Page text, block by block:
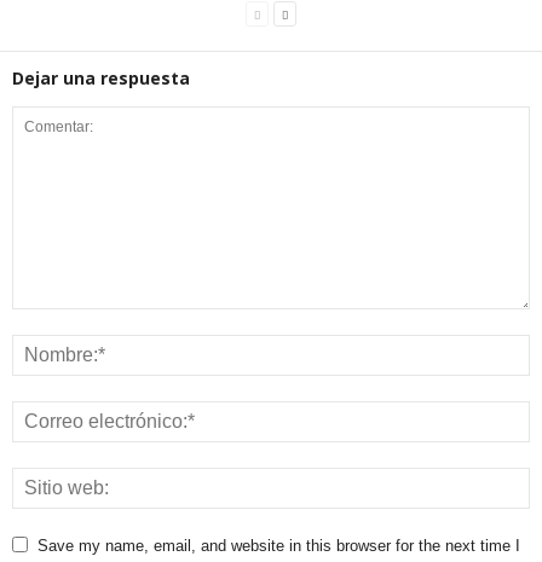
Dejar una respuesta
Save my name, email, and website in this browser for the next time I